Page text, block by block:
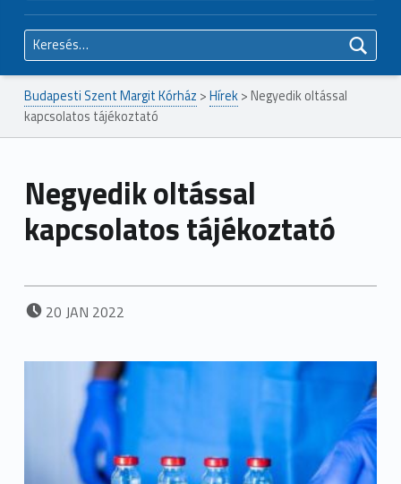
Keresés:
Budapesti Szent Margit Kórház >Hírek> Negyedik oltással
kapcsolatos tájékoztató
Negyedik oltással
kapcsolatos tájékoztató
POSTED ON:
20 JAN 2022